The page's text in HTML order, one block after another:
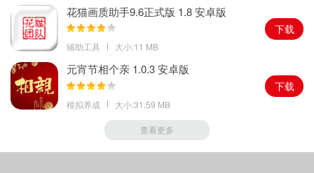
花猫画质助手9.6正式版 1.8 安卓版
辅助工具 大小:11 MB
下载
元宵节相个亲 1.0.3 安卓版
模拟养成 大小:31.59 MB
下载
查看更多